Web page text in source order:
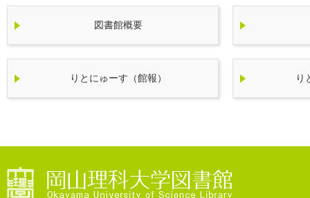
図書館概要
りとにゅーす（館報） り